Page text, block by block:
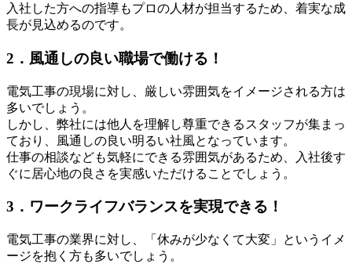
入社した方への指導もプロの人材が担当するため、着実な成
長が見込めるのです。
2．風通しの良い職場で働ける！
電気工事の現場に対し、厳しい雰囲気をイメージされる方は
多いでしょう。
しかし、弊社には他人を理解し尊重できるスタッフが集まっ
ており、風通しの良い明るい社風となっています。
仕事の相談なども気軽にできる雰囲気があるため、入社後す
ぐに居心地の良さを実感いただけることでしょう。
3．ワークライフバランスを実現できる！
電気工事の業界に対し、「休みが少なくて大変」というイメ
ージを抱く方も多いでしょう。